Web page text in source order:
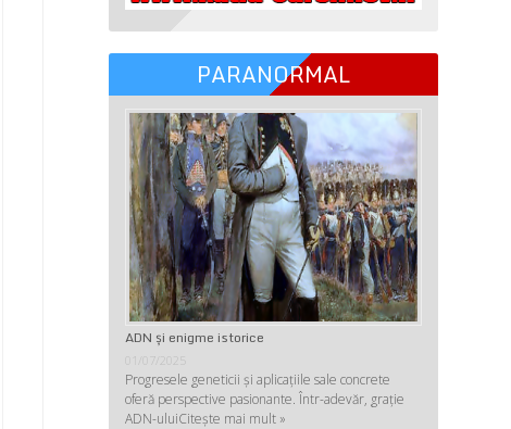
PARANORMAL
ADN şi enigme istorice
01/07/2025
Progresele geneticii şi aplicaţiile sale concrete
oferă perspective pasionante. Într-adevăr, graţie
ADN-uluiCitește mai mult »